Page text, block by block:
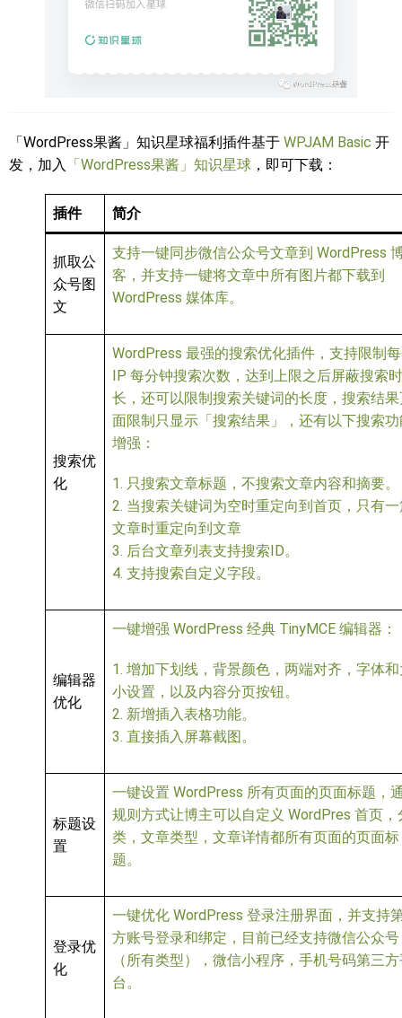
「WordPress果酱」知识星球福利插件基于 WPJAM Basic 开
发，加入 「WordPress果酱」知识星球 ，即可下载：
插件 简介
抓取公
众号图
文
支持一键同步微信公众号文章到 WordPress
客，并支持一键将文章中所有图片都下载到
WordPress 媒体库。
搜索优
化
WordPress 最强的搜索优化插件，支持限制
IP 每分钟搜索次数，达到上限之后屏蔽搜索时
长，还可以限制搜索关键词的长度，搜索结
面限制只显示「搜索结果」，还有以下搜索
增强：
1. 只搜索文章标题，不搜索文章内容和摘要。
2. 当搜索关键词为空时重定向到首页，只有
文章时重定向到文章
3. 后台文章列表支持搜索ID。
4. 支持搜索自定义字段。
编辑器
优化
一键增强 WordPress 经典 TinyMCE 编辑器：
1. 增加下划线，背景颜色，两端对齐，字体
小设置，以及内容分页按钮。
2. 新增插入表格功能。
3. 直接插入屏幕截图。
标题设
置
一键设置 WordPress 所有页面的页面标题，
规则方式让博主可以自定义 WordPres 首页，
类，文章类型，文章详情都所有页面的页面标
题。
登录优
化
一键优化 WordPress 登录注册界面，并支持
方账号登录和绑定，目前已经支持微信公众号
（所有类型），微信小程序，手机号码第三
台。